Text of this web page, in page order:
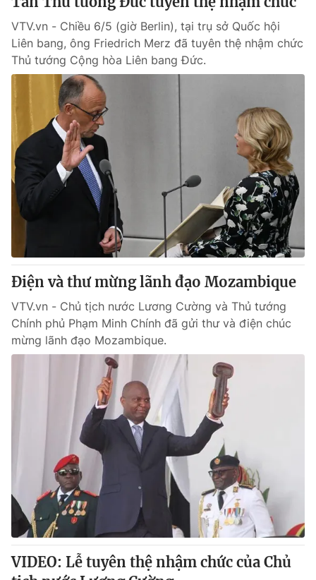
VTV.vn - Chiều 6/5 (giờ Berlin), tại trụ sở Quốc hội
Liên bang, ông Friedrich Merz đã tuyên thệ nhậm chức
Thủ tướng Cộng hòa Liên bang Đức.
Điện và thư mừng lãnh đạo Mozambique
VTV.vn - Chủ tịch nước Lương Cường và Thủ tướng
Chính phủ Phạm Minh Chính đã gửi thư và điện chúc
mừng lãnh đạo Mozambique.
VIDEO: Lễ tuyên thệ nhậm chức của Chủ